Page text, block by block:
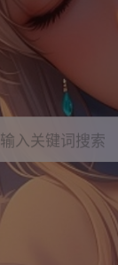
输入关键词搜索